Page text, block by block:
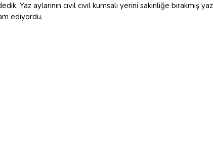
Yaz aylarının cıvıl cıvıl kumsalı yerini sakinliğe bırakmış
ediyordu.